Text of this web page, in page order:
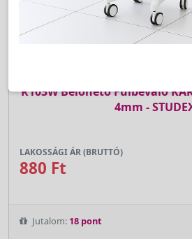
R103W Belőhető Fülbevaló
4mm -
LAKOSSÁGI ÁR (BRUTTÓ)
880 Ft
Jutalom: 18 pont